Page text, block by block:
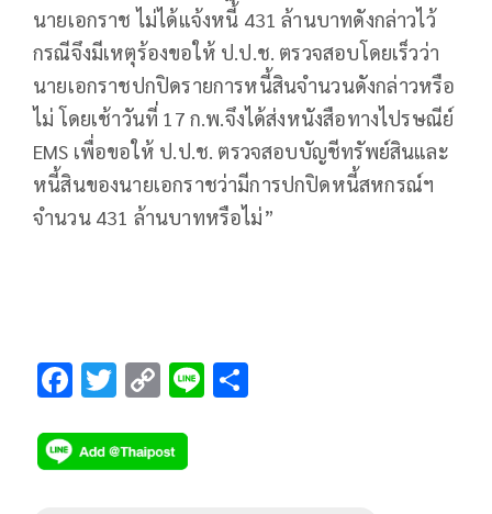
นายเอกราช ไม่ได้แจ้งหนี้ 431 ล้านบาทดังกล่าวไว้
กรณีจึงมีเหตุร้องขอให้ ป.ป.ช. ตรวจสอบโดยเร็วว่า
นายเอกราชปกปิดรายการหนี้สินจำนวนดังกล่าวหรือ
ไม่ โดยเช้าวันที่ 17 ก.พ.จึงได้ส่งหนังสือทางไปรษณีย์
EMS เพื่อขอให้ ป.ป.ช. ตรวจสอบบัญชีทรัพย์สินและ
หนี้สินของนายเอกราชว่ามีการปกปิดหนี้สหกรณ์ฯ
จำนวน 431 ล้านบาทหรือไม่”
F
e
b
T
tt
er
C
p
y
Li